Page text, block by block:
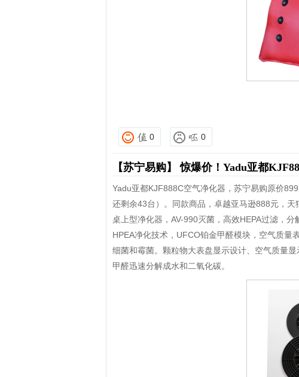
0 0
【苏宁易购】惊爆价！Yadu亚都
Yadu亚都KJF888C空气净化器，苏宁易购原价
还剩余43台）。同款商品，卓越亚马逊888元，天
桌上型净化器，AV-990灭菌，高效HEPA过滤，
HPEA净化技术，UFCO铂金甲醛模块，空气质量
细菌和霉菌。颗粒物大表盘显示设计、空气质量
甲醛迅速分解成水和二氧化碳。